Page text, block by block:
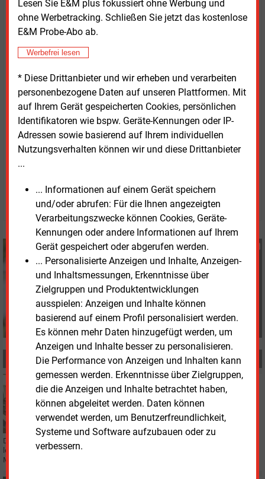
Lesen Sie E&M plus fokussiert ohne Werbung und
ohne Werbetracking. Schließen Sie jetzt das kostenlose
E&M Probe-Abo ab.
Werbefrei lesen
* Diese Drittanbieter und wir erheben und verarbeiten
personenbezogene Daten auf unseren Plattformen. Mit
auf Ihrem Gerät gespeicherten Cookies, persönlichen
Identifikatoren wie bspw. Geräte-Kennungen oder IP-
Adressen sowie basierend auf Ihrem individuellen
Nutzungsverhalten können wir und diese Drittanbieter
...
... Informationen auf einem Gerät speichern
und/oder abrufen: Für die Ihnen angezeigten
Verarbeitungszwecke können Cookies, Geräte-
Kennungen oder andere Informationen auf Ihrem
Gerät gespeichert oder abgerufen werden.
... Personalisierte Anzeigen und Inhalte, Anzeigen-
und Inhaltsmessungen, Erkenntnisse über
Zielgruppen und Produktentwicklungen
ausspielen: Anzeigen und Inhalte können
basierend auf einem Profil personalisiert werden.
Es können mehr Daten hinzugefügt werden, um
Anzeigen und Inhalte besser zu personalisieren.
Die Performance von Anzeigen und Inhalten kann
gemessen werden. Erkenntnisse über Zielgruppen,
die die Anzeigen und Inhalte betrachtet haben,
können abgeleitet werden. Daten können
verwendet werden, um Benutzerfreundlichkeit,
Systeme und Software aufzubauen oder zu
verbessern.
Solarspiegel und Turm des "Cerro Dominador" in der chilenischen
Bild: Cerro Dominador
Weitere Informationen zum
Projekt „Cerro
Dominador“
stehen in englischer Sprache im Internet
bereit.
Dienstag, 8.06.2021, 14:28 Uhr
Susanne Harmsen
+49 (0) 151 28207503
s.harmsen@energie-
und-management.de
MEHR ZUM THEMA
Dienstag, 20.04.2021, 13:46
F&E
Thermische Großspeicher für die Rückverstromung
Die schwankende Stromerzeugung aus Erneuerbaren braucht
leistungsfähige Pufferspeicher. Flüssiges Salz oder Metalle sollen dabei als
Medium dienen.